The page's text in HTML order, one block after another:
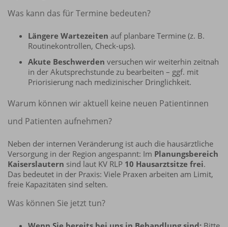
Was kann das für Termine bedeuten?
Längere Wartezeiten auf planbare Termine (z. B.
Routinekontrollen, Check-ups).
Akute Beschwerden versuchen wir weiterhin zeitnah
in der Akutsprechstunde zu bearbeiten – ggf. mit
Priorisierung nach medizinischer Dringlichkeit.
Warum können wir aktuell keine neuen Patientinnen
und Patienten aufnehmen?
Neben der internen Veränderung ist auch die hausärztliche
Versorgung in der Region angespannt: Im Planungsbereich
Kaiserslautern sind laut KV RLP 10 Hausarztsitze frei.
Das bedeutet in der Praxis: Viele Praxen arbeiten am Limit,
freie Kapazitäten sind selten.
Was können Sie jetzt tun?